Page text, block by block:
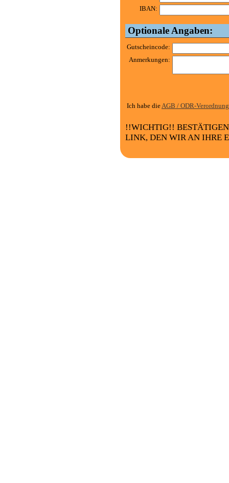
IBAN:
Optionale Angaben:
Gutscheincode:
Anmerkungen:
Ich habe dieAGB / ODR-Verordnung
!!WICHTIG!!
LINK, DEN WIR AN IHRE